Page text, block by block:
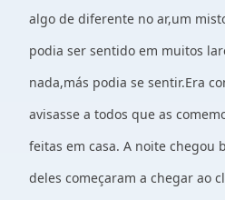
algo de diferente no ar,um
podia ser sentido em muitos
nada,más podia se sentir.Era
avisasse a todos que as
feitas em casa. A noite chegou
deles começaram a chegar ao